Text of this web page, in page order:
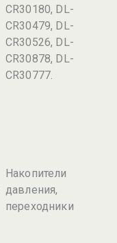
CR30180, DL-
CR30479, DL-
CR30526, DL-
CR30878, DL-
CR30777.
Накопители
давления,
переходники